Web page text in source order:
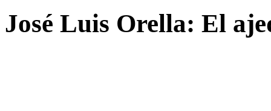
José Luis Orella: El